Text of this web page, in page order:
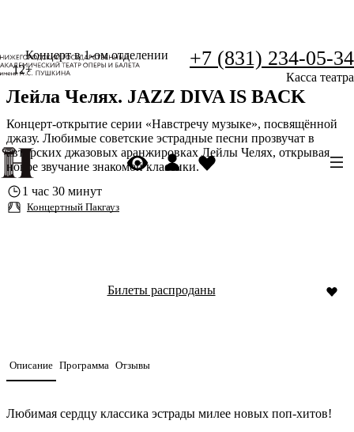
+7 (831) 234-05-34
Касса театра
Концерт в 1-ом отделении
12+
Лейла Челях. JAZZ DIVA IS BACK
Концерт-открытие серии «Навстречу музыке», посвящённой
джазу. Любимые советские эстрадные песни прозвучат в
авторских джазовых аранжировках Лейлы Челях, открывая
новое звучание знакомой классики.
1 час 30 минут
Концертный Пакгауз
Билеты распроданы
Описание Программа Отзывы
Любимая сердцу классика эстрады милее новых поп-хитов!